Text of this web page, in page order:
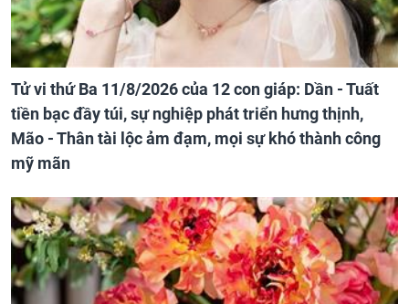
Tử vi thứ Ba 11/8/2026 của 12 con giáp: Dần - Tuất
tiền bạc đầy túi, sự nghiệp phát triển hưng thịnh,
Mão - Thân tài lộc ảm đạm, mọi sự khó thành công
mỹ mãn